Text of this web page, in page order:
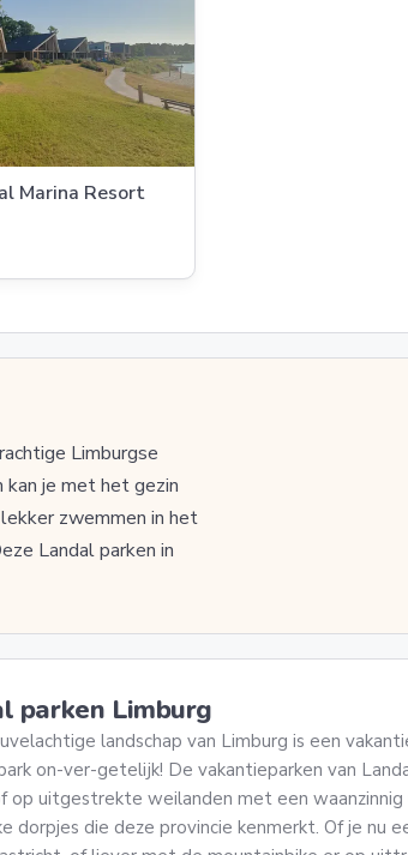
Marina Resort
Limburgse
kan je met het gezin
zwemmen in het
Landal parken in
parken Limburg
landschap van Limburg is een
on-ver-getelijk! De vakantieparken van
op uitgestrekte weilanden met een
dorpjes die deze provincie kenmerkt. Of je nu